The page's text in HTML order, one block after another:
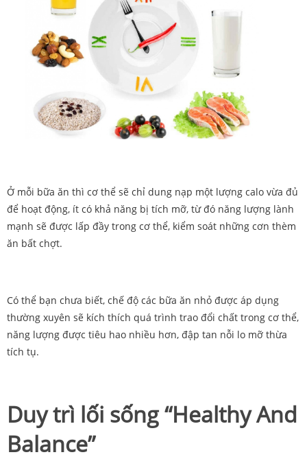
Ở mỗi bữa ăn thì cơ thể sẽ chỉ dung nạp một lượng calo vừa đủ
để hoạt động, ít có khả năng bị tích mỡ, từ đó năng lượng lành
mạnh sẽ được lấp đầy trong cơ thể, kiểm soát những cơn thèm
ăn bất chợt.
Có thể bạn chưa biết, chế độ các bữa ăn nhỏ được áp dụng
thường xuyên sẽ kích thích quá trình trao đổi chất trong cơ thể,
năng lượng được tiêu hao nhiều hơn, đập tan nỗi lo mỡ thừa
tích tụ.
Duy trì lối sống “Healthy And
Balance”